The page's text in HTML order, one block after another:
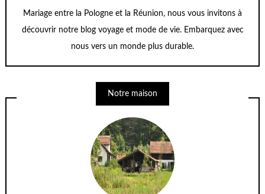
Mariage entre la Pologne et la Réunion, nous vous invitons à
découvrir notre blog voyage et mode de vie. Embarquez avec
nous vers un monde plus durable.
Notre maison